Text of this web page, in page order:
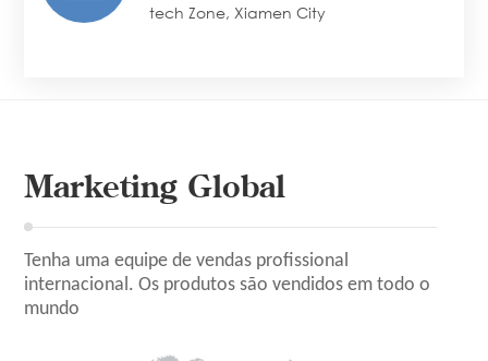
tech Zone, Xiamen City
Marketing Global
Tenha uma equipe de vendas profissional
internacional.Os produtos são vendidos em todo o
mundo